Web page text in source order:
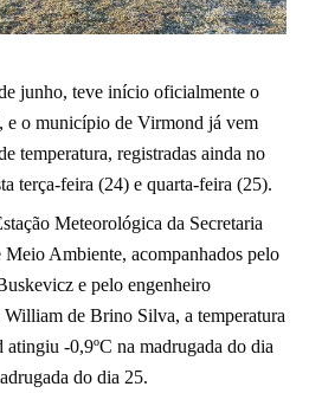
junho, teve início oficialmente o
e o município de Virmond já vem
temperatura, registradas ainda no
terça-feira (24) e quarta-feira (25).
Meteorológica da Secretaria
Ambiente, acompanhados pelo
e pelo engenheiro
de Brino Silva, a temperatura
-0,9ºC na madrugada do dia
do dia 25.